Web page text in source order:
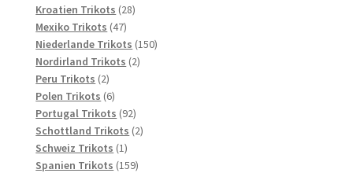
Kroatien Trikots 2828
Mexiko Trikots 4747
Produkte
Niederlande Trikots 150150
Nordirland Trikots 22
Peru Trikots 22
Produkte
Polen Trikots 66
Produkte
Portugal Trikots 9292
Produkte
Schottland Trikots 22
Schweiz Trikots 11
Produkt
Spanien Trikots 159159